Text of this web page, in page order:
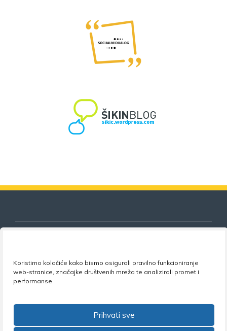
Koristimo kolačiće kako bismo osigurali pravilno funkcioniranje
web-stranice, značajke društvenih mreža te analizirali promet i
performanse.
Prihvati sve
Nezavisni sindikat znanosti i visokog
obrazovanja
Adresa: Florijana Andrašeca 18A / VI kat • 10 000
+385 1 4847 337